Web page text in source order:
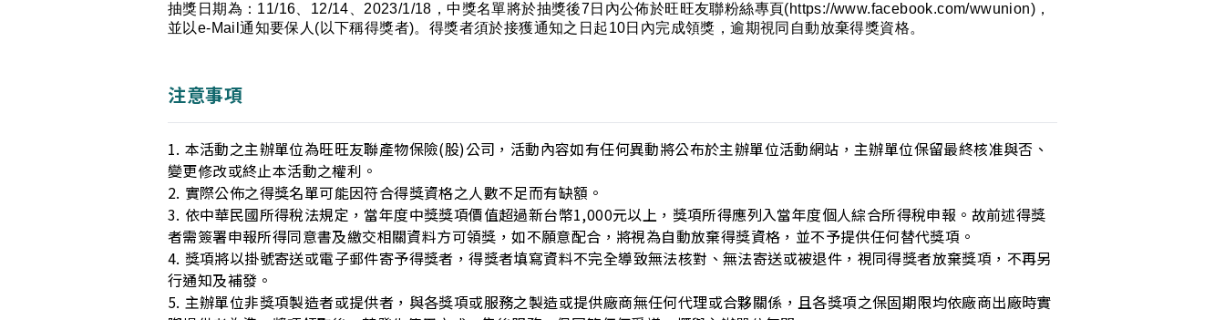
抽獎日期為：11/16、12/14、2023/1/18，中獎名單將於抽獎後7日內公佈於旺旺友聯粉絲專頁(https://www.facebook.com/wwunion)，
並以e-Mail通知要保人(以下稱得獎者)。得獎者須於接獲通知之日起10日內完成領獎，逾期視同自動放棄得獎資格。
注意事項
1. 本活動之主辦單位為旺旺友聯產物保險(股)公司，活動內容如有任何異動將公布於主辦單位活動網站，主辦單位保留最終核准與否、
變更修改或終止本活動之權利。
2. 實際公佈之得獎名單可能因符合得獎資格之人數不足而有缺額。
3. 依中華民國所得稅法規定，當年度中獎獎項價值超過新台幣1,000元以上，獎項所得應列入當年度個人綜合所得稅申報。故前述得獎
者需簽署申報所得同意書及繳交相關資料方可領獎，如不願意配合，將視為自動放棄得獎資格，並不予提供任何替代獎項。
4. 獎項將以掛號寄送或電子郵件寄予得獎者，得獎者填寫資料不完全導致無法核對、無法寄送或被退件，視同得獎者放棄獎項，不再另
行通知及補發。
5. 主辦單位非獎項製造者或提供者，與各獎項或服務之製造或提供廠商無任何代理或合夥關係，且各獎項之保固期限均依廠商出廠時實